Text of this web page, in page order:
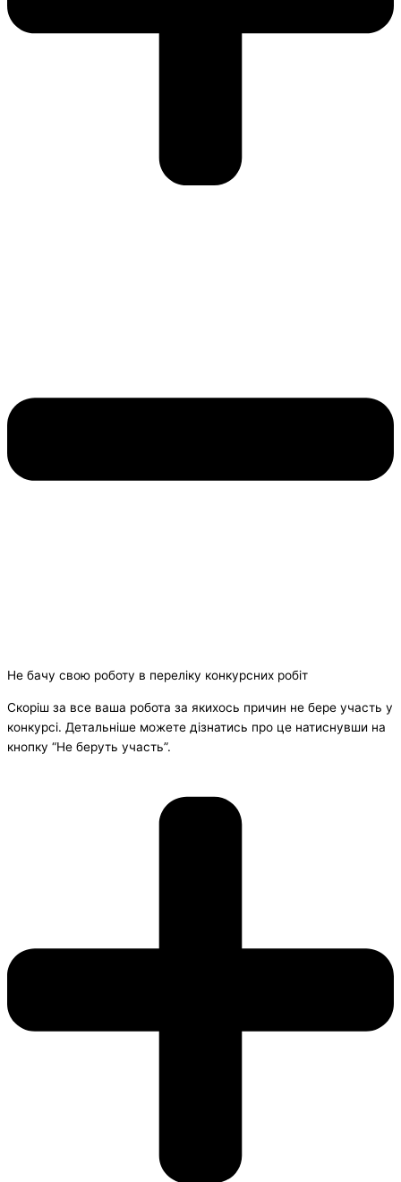
Не бачу свою роботу в переліку конкурсних робіт
Скоріш за все ваша робота за якихось причин не бере участь у
конкурсі. Детальніше можете дізнатись про це натиснувши на
кнопку “Не беруть участь”.